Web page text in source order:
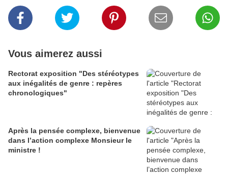
Vous aimerez aussi
Rectorat exposition "Des stéréotypes
aux inégalités de genre : repères
chronologiques"
Après la pensée complexe, bienvenue
dans l’action complexe Monsieur le
ministre !